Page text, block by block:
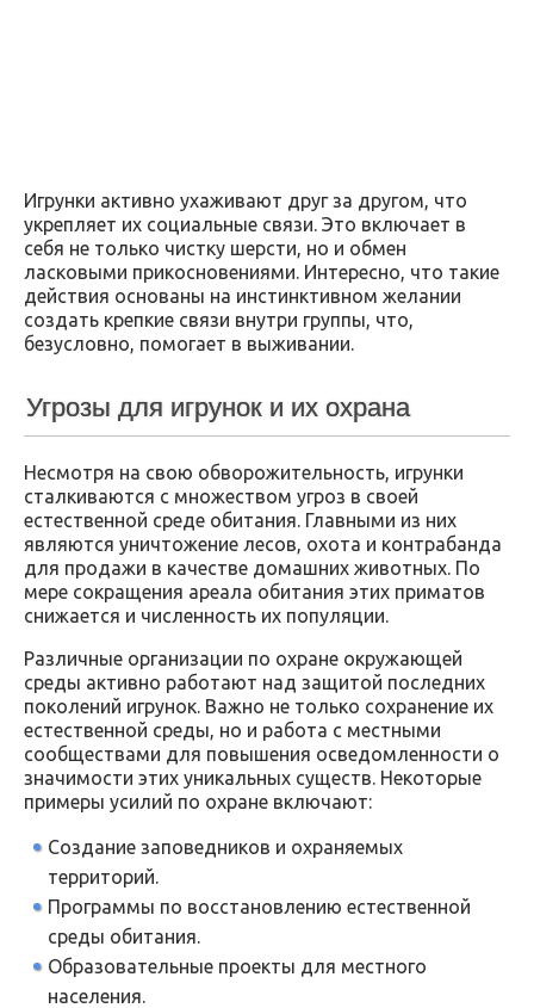
Игрунки активно ухаживают друг за другом, что
укрепляет их социальные связи. Это включает в
себя не только чистку шерсти, но и обмен
ласковыми прикосновениями. Интересно, что такие
действия основаны на инстинктивном желании
создать крепкие связи внутри группы, что,
безусловно, помогает в выживании.
Угрозы для игрунок и их охрана
Несмотря на свою обворожительность, игрунки
сталкиваются с множеством угроз в своей
естественной среде обитания. Главными из них
являются уничтожение лесов, охота и контрабанда
для продажи в качестве домашних животных. По
мере сокращения ареала обитания этих приматов
снижается и численность их популяции.
Различные организации по охране окружающей
среды активно работают над защитой последних
поколений игрунок. Важно не только сохранение их
естественной среды, но и работа с местными
сообществами для повышения осведомленности о
значимости этих уникальных существ. Некоторые
примеры усилий по охране включают:
Создание заповедников и охраняемых
территорий.
Программы по восстановлению естественной
среды обитания.
Образовательные проекты для местного
населения.